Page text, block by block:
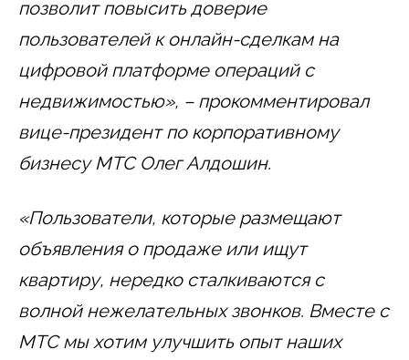
позволит повысить доверие
пользователей к онлайн-сделкам на
цифровой платформе операций с
недвижимостью», –прокомментировал
вице-президент по корпоративному
бизнесу МТC Олег Алдошин.
«Пользователи, которые размещают
объявления о продаже или ищут
квартиру, нередко сталкиваются с
волной нежелательных звонков. Вместе с
МТС мы хотим улучшить опыт наших